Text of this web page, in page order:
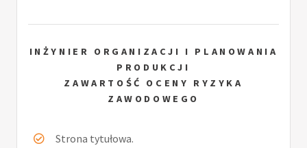
INŻYNIER ORGANIZACJI I PLANOWANIA
PRODUKCJI
ZAWARTOŚĆ OCENY RYZYKA
ZAWODOWEGO
Strona tytułowa.